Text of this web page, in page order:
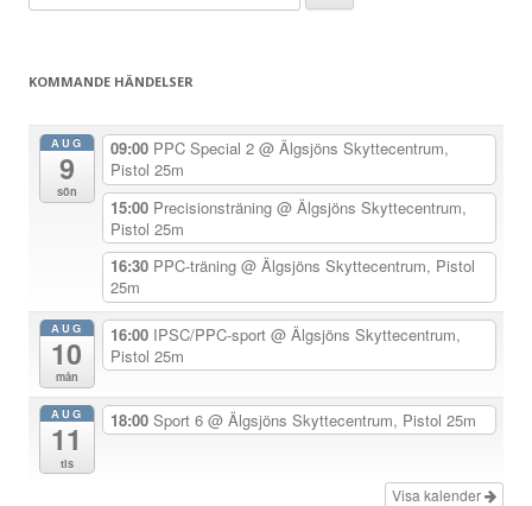
n
n
efter:
KOMMANDE HÄNDELSER
AUG
9
sön
09:00 PPC Special 2 @ Älgsjöns Skyttecentrum,
Pistol 25m
15:00 Precisionsträning @ Älgsjöns Skyttecentrum,
Pistol 25m
16:30 PPC-träning @ Älgsjöns Skyttecentrum, Pistol
25m
AUG
10
mån
16:00 IPSC/PPC-sport @ Älgsjöns Skyttecentrum,
Pistol 25m
AUG
11
tis
18:00 Sport 6 @ Älgsjöns Skyttecentrum, Pistol 25m
Visa kalender